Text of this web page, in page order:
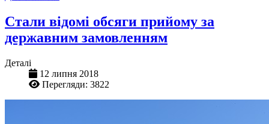
Стали відомі обсяги прийому за
державним замовленням
Деталі
12 липня 2018
Перегляди: 3822